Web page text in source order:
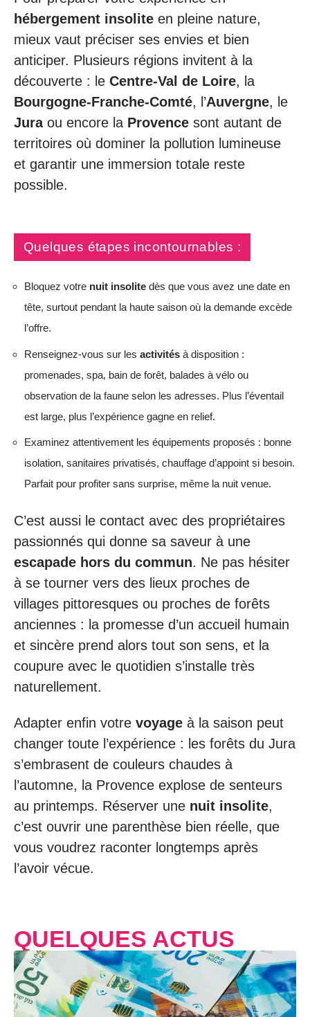
hébergement insolite en pleine nature,
mieux vaut préciser ses envies et bien
anticiper. Plusieurs régions invitent à la
découverte : le Centre-Val de Loire, la
Bourgogne-Franche-Comté, l’Auvergne, le
Juraou encore la Provence sont autant de
territoires où dominer la pollution lumineuse
et garantir une immersion totale reste
possible.
Quelques étapes incontournables :
Bloquez votre nuit insolite dès que vous avez une date en
tête, surtout pendant la haute saison où la demande excède
l’offre.
Renseignez-vous sur les activités à disposition :
promenades, spa, bain de forêt, balades à vélo ou
observation de la faune selon les adresses. Plus l’éventail
est large, plus l’expérience gagne en relief.
Examinez attentivement les équipements proposés : bonne
isolation, sanitaires privatisés, chauffage d’appoint si besoin.
Parfait pour profiter sans surprise, même la nuit venue.
C’est aussi le contact avec des propriétaires
passionnés qui donne sa saveur à une
escapade hors du commun. Ne pas hésiter
à se tourner vers des lieux proches de
villages pittoresques ou proches de forêts
anciennes : la promesse d’un accueil humain
et sincère prend alors tout son sens, et la
coupure avec le quotidien s’installe très
naturellement.
Adapter enfin votre voyage à la saison peut
changer toute l’expérience : les forêts du Jura
s’embrasent de couleurs chaudes à
l’automne, la Provence explose de senteurs
au printemps. Réserver une nuit insolite,
c’est ouvrir une parenthèse bien réelle, que
vous voudrez raconter longtemps après
l’avoir vécue.
QUELQUES ACTUS